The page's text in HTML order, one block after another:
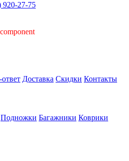
920-27-75
Доставка Скидки Контакты
Подножки Багажники Коврики